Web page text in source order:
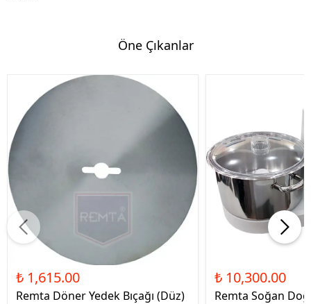
Öne Çıkanlar
₺ 1,615.00
Remta Döner Yedek Bıçağı (Düz)
₺ 10,300.00
Remta Soğan